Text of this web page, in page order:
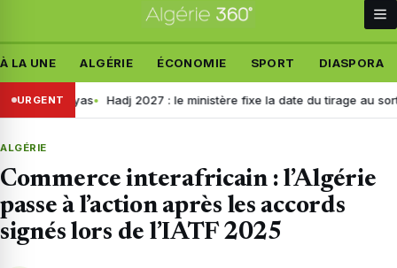
À LA UNE ALGÉRIE ÉCONOMIE SPORT DIASPORA
URGENTHadj 2027 : le ministère fixe la date du tirage au sort pour
ALGÉRIE
Commerce interafricain : l’Algérie
passe à l’action après les accords
signés lors de l’IATF 2025